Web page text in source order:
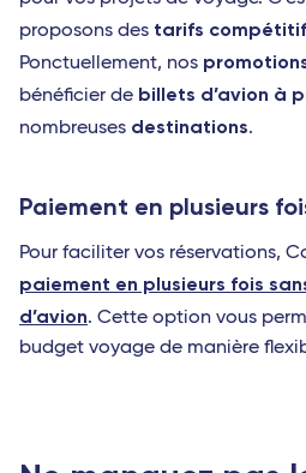
proposons des tarifs
Ponctuellement, nos
bénéficier de billets d’avion à
nombreuses destinations.
Paiement en plusieurs
Pour faciliter vos réservations,
paiement en plusieurs fois
d’avion. Cette option vous
budget voyage de manière